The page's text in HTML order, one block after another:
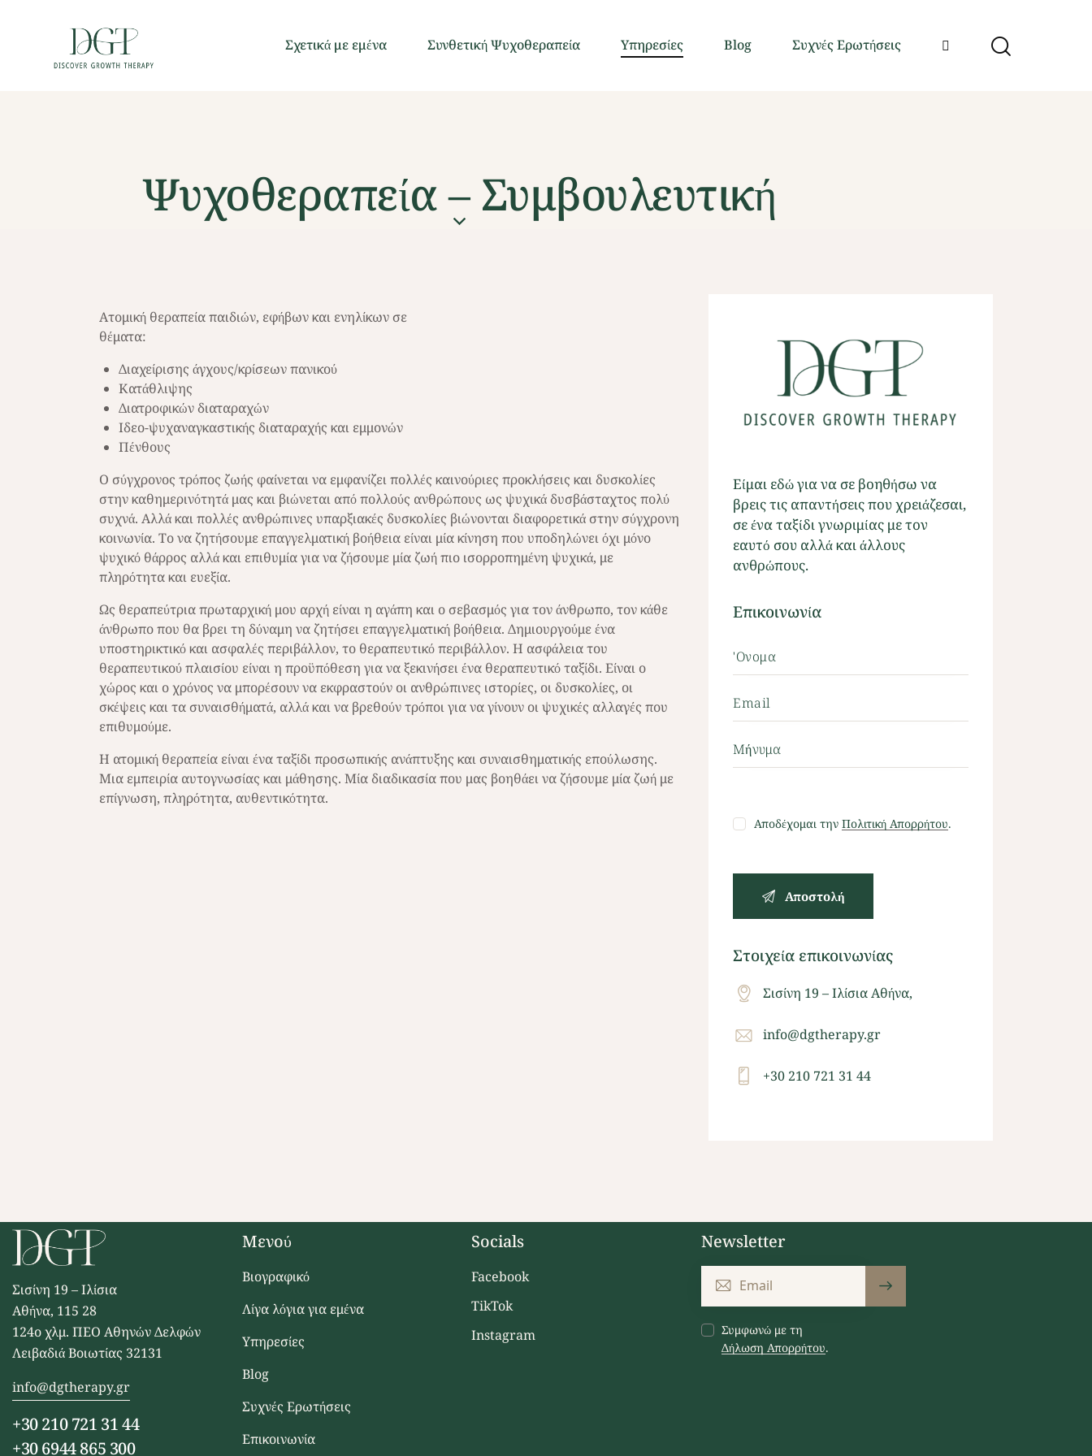
Σχετικά με εμένα Συνθετική Ψυχοθεραπεία Υπηρεσίες Blog Συχνές Ερωτήσεις
Ψυχοθεραπεία – Συμβουλευτική
Aτομική θεραπεία παιδιών, εφήβων και ενηλίκων σε
θέματα:
Διαχείρισης άγχους/κρίσεων πανικού
Κατάθλιψης
Διατροφικών διαταραχών
Ιδεο-ψυχαναγκαστικής διαταραχής και εμμονών
Πένθους
Ο σύγχρονος τρόπος ζωής φαίνεται να εμφανίζει πολλές καινούριες προκλήσεις και δυσκολίες
στην καθημερινότητά μας και βιώνεται από πολλούς ανθρώπους ως ψυχικά δυσβάσταχτος πολύ
συχνά. Αλλά και πολλές ανθρώπινες υπαρξιακές δυσκολίες βιώνονται διαφορετικά στην σύγχρονη
κοινωνία. Το να ζητήσουμε επαγγελματική βοήθεια είναι μία κίνηση που υποδηλώνει όχι μόνο
ψυχικό θάρρος αλλά και επιθυμία για να ζήσουμε μία ζωή πιο ισορροπημένη ψυχικά, με
πληρότητα και ευεξία.
Ως θεραπεύτρια πρωταρχική μου αρχή είναι η αγάπη και ο σεβασμός για τον άνθρωπο, τον κάθε
άνθρωπο που θα βρει τη δύναμη να ζητήσει επαγγελματική βοήθεια. Δημιουργούμε ένα
υποστηρικτικό και ασφαλές περιβάλλον, το θεραπευτικό περιβάλλον. Η ασφάλεια του
θεραπευτικού πλαισίου είναι η προϋπόθεση για να ξεκινήσει ένα θεραπευτικό ταξίδι. Είναι ο
χώρος και ο χρόνος να μπορέσουν να εκφραστούν οι ανθρώπινες ιστορίες, οι δυσκολίες, οι
σκέψεις και τα συναισθήματά, αλλά και να βρεθούν τρόποι για να γίνουν οι ψυχικές αλλαγές που
επιθυμούμε.
Η ατομική θεραπεία είναι ένα ταξίδι προσωπικής ανάπτυξης και συναισθηματικής επούλωσης.
Μια εμπειρία αυτογνωσίας και μάθησης. Μία διαδικασία που μας βοηθάει να ζήσουμε μία ζωή με
επίγνωση, πληρότητα, αυθεντικότητα.
Είμαι εδώ για να σε βοηθήσω να
βρεις τις απαντήσεις που χρειάζεσαι,
σε ένα ταξίδι γνωριμίας με τον
εαυτό σου αλλά και άλλους
ανθρώπους.
Επικοινωνία
Αποδέχομαι την Πολιτική Απορρήτου.
Στοιχεία επικοινωνίας
Σισίνη 19 – Ιλίσια Αθήνα,
info@dgtherapy.gr
+30 210 721 31 44
Σισίνη 19 – Ιλίσια
Αθήνα, 115 28
124ο χλμ. ΠΕΟ Αθηνών Δελφών
Λειβαδιά Βοιωτίας 32131
info@dgtherapy.gr
+30 210 721 31 44
+30 6944 865 300
Μενού
Βιογραφικό
Λίγα λόγια για εμένα
Υπηρεσίες
Blog
Συχνές Ερωτήσεις
Επικοινωνία
Socials
Facebook
TikTok
Instagram
Newsletter
Εγγραφή
Συμφωνώ με τη
Δήλωση Απορρήτου.